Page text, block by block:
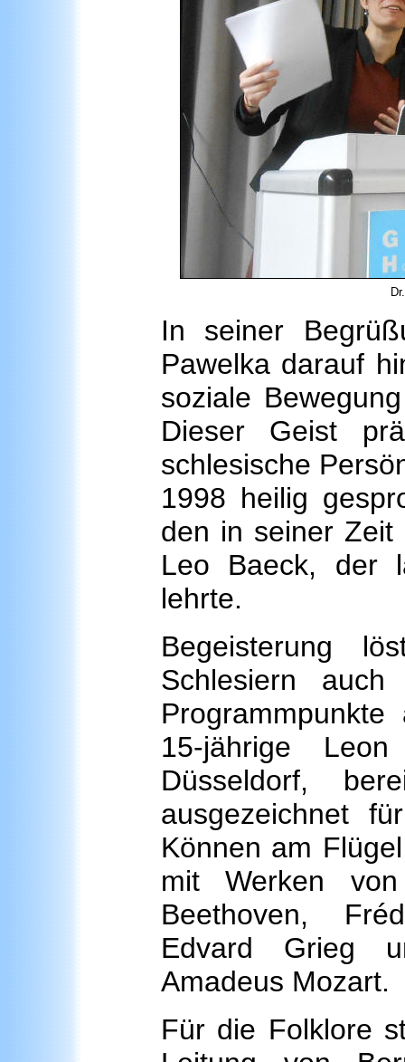
In seiner
Pawelka darauf
soziale
Dieser Geist
schlesische
1998 heilig
den in seiner Zeit
Leo Baeck, der
lehrte.
Begeisterung
Schlesiern
15-jährige
Düsseldorf,
ausgezeichnet
Können am
mit Werken
Beethoven,
Edvard Grieg
Amadeus Mozart.
Für die Folklore